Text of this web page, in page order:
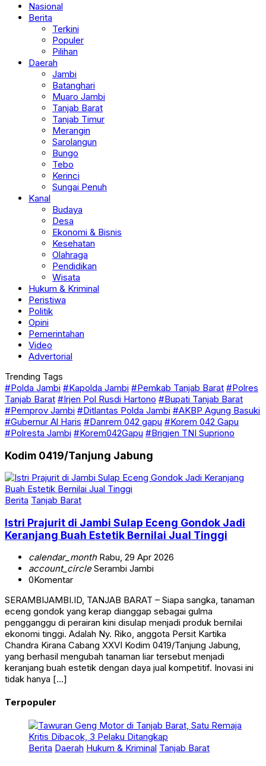
Nasional
Berita
Terkini
Populer
Pilihan
Daerah
Jambi
Batanghari
Muaro Jambi
Tanjab Barat
Tanjab Timur
Merangin
Sarolangun
Bungo
Tebo
Kerinci
Sungai Penuh
Kanal
Budaya
Desa
Ekonomi & Bisnis
Kesehatan
Olahraga
Pendidikan
Wisata
Hukum & Kriminal
Peristiwa
Politik
Opini
Pemerintahan
Video
Advertorial
Trending Tags
#Polda Jambi #Kapolda Jambi #Pemkab Tanjab Barat #Polres
Tanjab Barat #Irjen Pol Rusdi Hartono #Bupati Tanjab Barat
#Pemprov Jambi #Ditlantas Polda Jambi #AKBP Agung Basuki
#Gubernur Al Haris #Danrem 042 gapu #Korem 042 Gapu
#Polresta Jambi #Korem042Gapu #Brigjen TNI Supriono
Kodim 0419/Tanjung Jabung
Berita Tanjab Barat
Istri Prajurit di Jambi Sulap Eceng Gondok Jadi
Keranjang Buah Estetik Bernilai Jual Tinggi
calendar_monthRabu, 29 Apr 2026
account_circleSerambi Jambi
0Komentar
SERAMBIJAMBI.ID, TANJAB BARAT – Siapa sangka, tanaman
eceng gondok yang kerap dianggap sebagai gulma
pengganggu di perairan kini disulap menjadi produk bernilai
ekonomi tinggi. Adalah Ny. Riko, anggota Persit Kartika
Chandra Kirana Cabang XXVI Kodim 0419/Tanjung Jabung,
yang berhasil mengubah tanaman liar tersebut menjadi
keranjang buah estetik dengan daya jual kompetitif. Inovasi ini
tidak hanya […]
Terpopuler
Berita Daerah Hukum & Kriminal Tanjab Barat